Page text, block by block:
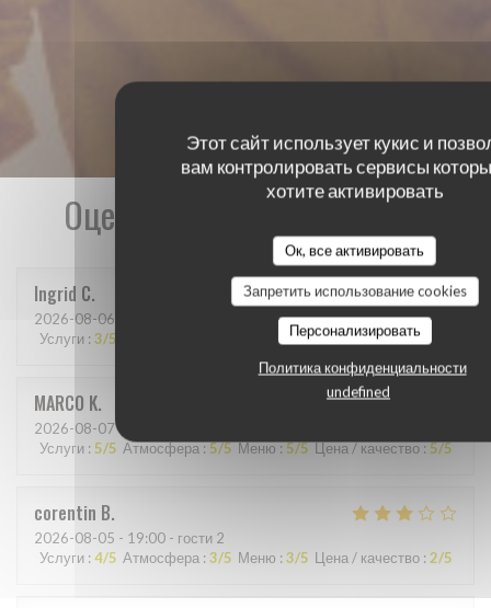
Этот сайт использует кукис и
вам контролировать сервисы
хотите активировать
Ок, все активировать
Запретить использование cookies
Персонализировать
Политика конфиденциальности
undefined
Оценки наших посетителей
Ingrid C
2026-08-06
Услуги : 3/5 : 4 /5 Цена / качество: 3
MARCO K
2026-08-07- 20:00 - гости 2
Услуги : 5/5 Атмосфера:5/5 Меню:5/5 Цена / качество:5/5
corentin B
2026-08-05 - 19:00 - гости 2
Услуги : 4/5 Атмосфера : 3/5 Меню : 3/5 Цена / качество : 2/5